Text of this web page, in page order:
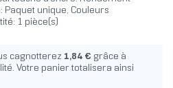
Paquet unique, Couleurs
1 pièce(s)
cagnotterez 1,84 € grâce à
Votre panier totalisera ainsi